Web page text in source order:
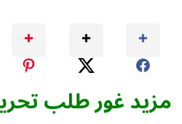
مزید غور طلب